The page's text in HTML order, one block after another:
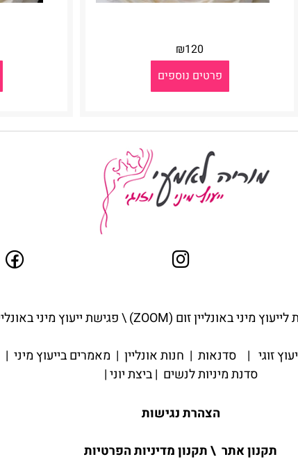
₪120
פרטים נוספים
מיני באונליין זום (ZOOM) \ פגישת ייעוץ מיני באונליין
זוגי |סדנאות | חנות אונליין | מאמרים בייעוץ מיני |
סדנת מיניות לנשים |ביצת יוני|
הצהרת נגישות
תקנון אתר \תקנון מדיניות הפרטיות